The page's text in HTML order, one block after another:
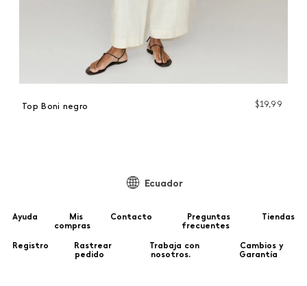
Top Boni negro $19,99
Ecuador
Ayuda
Mis
compras
Contacto
Preguntas
frecuentes
Tiendas
Registro
Rastrear
pedido
Trabaja con
nosotros.
Cambios y
Garantía